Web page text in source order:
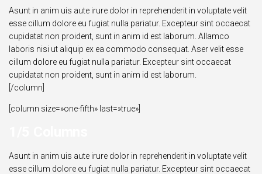
Asunt in anim uis aute irure dolor in reprehenderit in voluptate velit
esse cillum dolore eu fugiat nulla pariatur. Excepteur sint occaecat
cupidatat non proident, sunt in anim id est laborum. Allamco
laboris nisi ut aliquip ex ea commodo consequat. Aser velit esse
cillum dolore eu fugiat nulla pariatur. Excepteur sint occaecat
cupidatat non proident, sunt in anim id est laborum.
[/column]
[column size=»one-fifth» last=»true»]
Asunt in anim uis aute irure dolor in reprehenderit in voluptate velit
esse cillum dolore eu fugiat nulla pariatur. Excepteur sint occaecat